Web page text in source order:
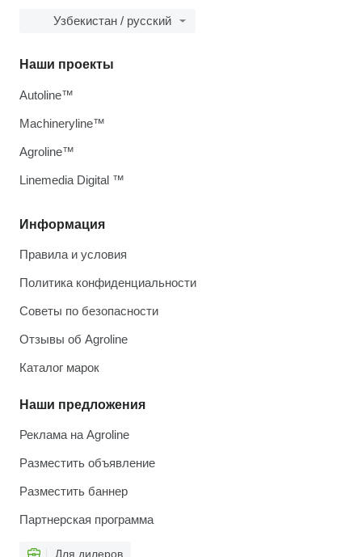
Узбекистан / русский
Информация
Правила и условия
Политика конфиденциальности
Советы по безопасности
Отзывы об Agroline
Каталог марок
Наши предложения
Реклама на Agroline
Разместить объявление
Разместить баннер
Партнерская программа
Для дилеров
Наши проекты
Autoline™
Machineryline™
Agroline™
Linemedia Digital ™